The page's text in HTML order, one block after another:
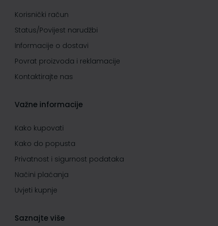
Korisnički račun
Status/Povijest narudžbi
Informacije o dostavi
Povrat proizvoda i reklamacije
Kontaktirajte nas
Važne informacije
Kako kupovati
Kako do popusta
Privatnost i sigurnost podataka
Načini plaćanja
Uvjeti kupnje
Saznajte više